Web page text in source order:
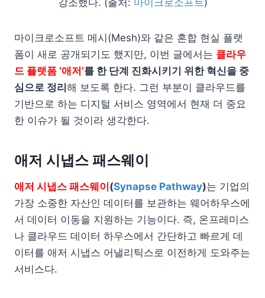
강조했다. (출처: 마이크로소프트)
마이크로소프트 메시(Mesh)와 같은 혼합 현실 플랫
폼이 새로 공개되기도 했지만, 이번 글에서는 클라우
드 플랫폼 ‘애저’를 한 단계 진화시키기 위한 혁신을 중
심으로 정리 해 보도록 한다. 그런 부분이 클라우드를
기반으로 하는 디지털 서비스 영역에서 현재 더 중요
한 이슈가 될 것이라 생각한다.
애저 시냅스 패스웨이
애저 시냅스 패스웨이 (Synapse Pathway)는 기업의
가장 소중한 자산인 데이터를 보관하는 웨어하우스에
서 데이터 이동을 지원하는 기능이다. 즉, 온프레미스
나 클라우드 데이터 하우스에서 간단하고 빠르게 데
이터를 애저 시냅스 어낼리틱스로 이전하게 도와주는
서비스다.